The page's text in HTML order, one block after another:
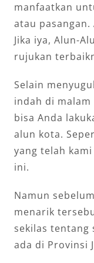
manfaatkan
atau pasangan.
Jika iya, Alun-
rujukan
Selain
indah di malam
bisa Anda
alun kota.
yang telah
ini.
Namun
menarik
sekilas tentang
ada di Provinsi